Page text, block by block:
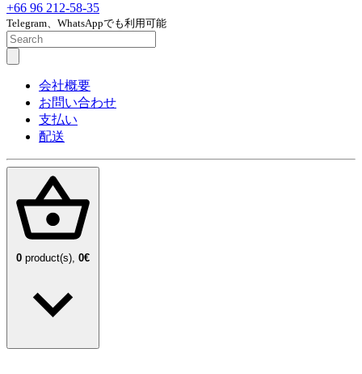
+66 96 212-58-35
Telegram、WhatsAppでも利用可能
会社概要
お問い合わせ
支払い
配送
0 product(s), 0€